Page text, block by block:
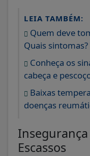
LEIA TAMBÉM:
Quem deve
Quais
Conheça os
cabeça e
Baixas
doenças
Escassos